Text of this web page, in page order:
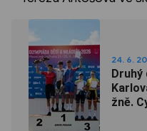
24. 6.
Druhý
žně.